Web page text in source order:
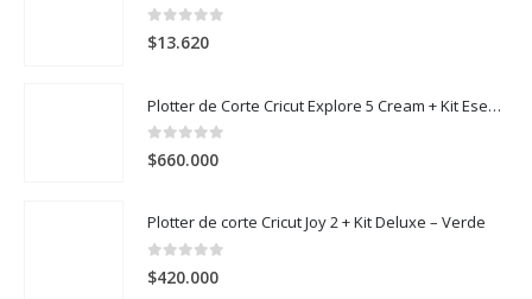
0 out of 5
$13.620
Plotter de Corte Cricut Explore 5 Cream + Kit Esencial
0 out of 5
$660.000
Plotter de corte Cricut Joy 2 + Kit Deluxe – Verde
0 out of 5
$420.000